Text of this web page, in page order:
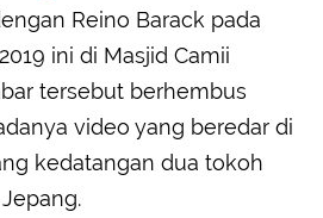
Reino Barack pada
ini di Masjid Camii
tersebut berhembus
video yang beredar di
kedatangan dua tokoh